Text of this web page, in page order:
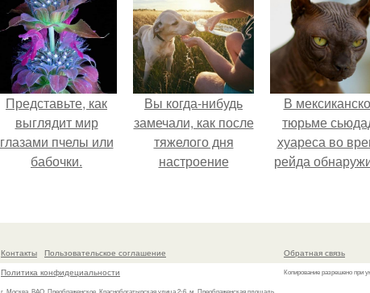
Представьте, как
выглядит мир
глазами пчелы или
бабочки.
Вы когда-нибудь
замечали, как после
тяжелого дня
настроение
своего питомца?
В
тюрьме
хуареса во
рейда
Контакты
Пользовательское соглашение
Политика конфидециальности
г. Москва, ВАО, Преображенское, Краснобогатырская улица 2-6, м. Преображенская площадь
Обратная связь
Копирование разрешено при